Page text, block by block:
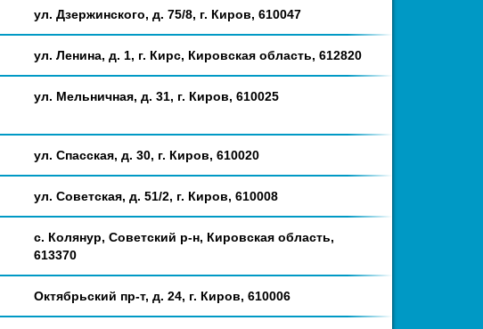
ул. Дзержинского, д. 75/8, г. Киров, 610047
ул. Ленина, д. 1, г. Кирс, Кировская область, 612820
ул. Мельничная, д. 31, г. Киров, 610025
ул. Спасская, д. 30, г. Киров, 610020
ул. Советская, д. 51/2, г. Киров, 610008
с. Колянур, Советский р-н, Кировская область,
613370
Октябрьский пр-т, д. 24, г. Киров, 610006